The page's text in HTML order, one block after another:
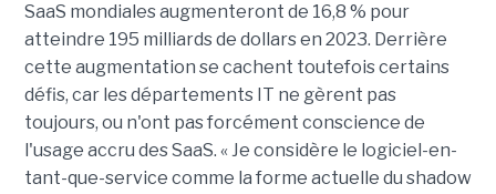
SaaS mondiales augmenteront de 16,8 % pour
atteindre 195 milliards de dollars en 2023. Derrière
cette augmentation se cachent toutefois certains
défis, car les départements IT ne gèrent pas
toujours, ou n'ont pas forcément conscience de
l'usage accru des SaaS. « Je considère le logiciel-en-
tant-que-service comme la forme actuelle du shadow